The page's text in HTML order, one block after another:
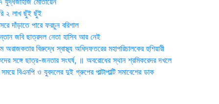
২ লাখ ছুঁই ছুঁই
দাঁড়াতে পারে ফরচুন বরিশাল
জবি ছাত্রদল নেতা হাসিব আর নেই
অরাজকতার বিরুদ্ধে স্বাস্থ্য অধিদফতরের মহাপরিচালকের হুশিয়ারী
সঙ্গে ছাত্র-জনতার সংঘর্ষ, ॥ অবরোধের স্থান শ্রমিকরেদর দখলে
বিএনপি ও যুবদলের দুই গ্রুপের পাল্টাপাল্টি সমাবেশের ডাক